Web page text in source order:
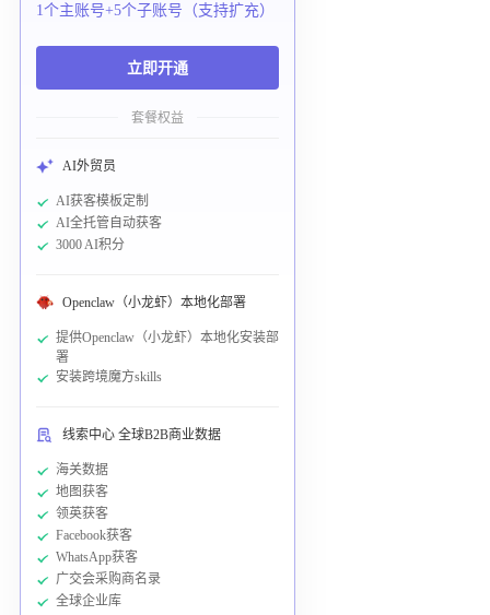
1个主账号+5个子账号（支持扩充）
立即开通
套餐权益
AI外贸员
AI获客模板定制
AI全托管自动获客
3000 AI积分
Openclaw（小龙虾）本地化部署
提供Openclaw（小龙虾）本地化安装部
署
安装跨境魔方skills
线索中心 全球B2B商业数据
海关数据
地图获客
领英获客
Facebook获客
WhatsApp获客
广交会采购商名录
全球企业库